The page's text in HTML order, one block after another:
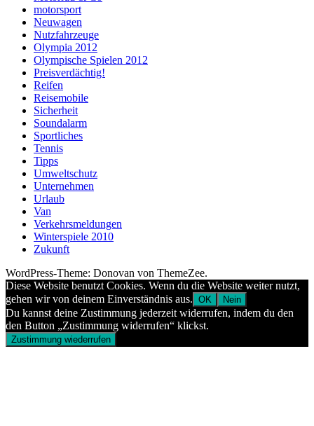
motorsport
Neuwagen
Nutzfahrzeuge
Olympia 2012
Olympische Spielen 2012
Preisverdächtig!
Reifen
Reisemobile
Sicherheit
Soundalarm
Sportliches
Tennis
Tipps
Umweltschutz
Unternehmen
Urlaub
Van
Verkehrsmeldungen
Winterspiele 2010
Zukunft
WordPress-Theme: Donovan von ThemeZee.
Diese Website benutzt Cookies. Wenn du die Website weiter nutzt,
gehen wir von deinem Einverständnis aus. OK Nein
Du kannst deine Zustimmung jederzeit widerrufen, indem du den
den Button „Zustimmung widerrufen“ klickst.
Zustimmung wiederrufen